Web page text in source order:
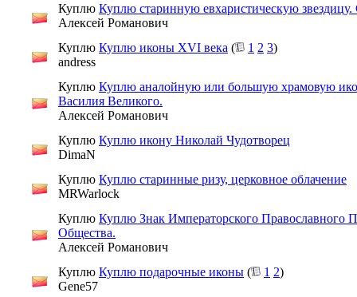
Куплю Куплю старинную евхаристическую
Алексей Романович
Куплю Куплю иконы ХVI века ( 1 2 3)
andress
Куплю Куплю аналойную или большую храмовую
Василия Великого.
Алексей Романович
Куплю Куплю икону Николай Чудотворец
DimaN
Куплю Куплю старинные ризу, церковное облачение
MRWarlock
Куплю Куплю Знак Императорского Православного
Общества.
Алексей Романович
Куплю Куплю подарочные иконы ( 1 2)
Gene57